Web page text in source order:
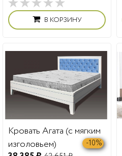
В КОРЗИНУ
Кровать Агата (с мягким
изголовьем)
-10%